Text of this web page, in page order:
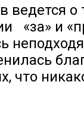
ведется о
«за» и
что